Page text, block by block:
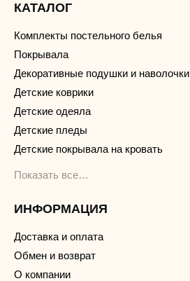
КАТАЛОГ
Комплекты постельного белья
Покрывала
Декоративные подушки и наволочки
Детские коврики
Детские одеяла
Детские пледы
Детские покрывала на кровать
Показать все…
ИНФОРМАЦИЯ
Доставка и оплата
Обмен и возврат
О компании